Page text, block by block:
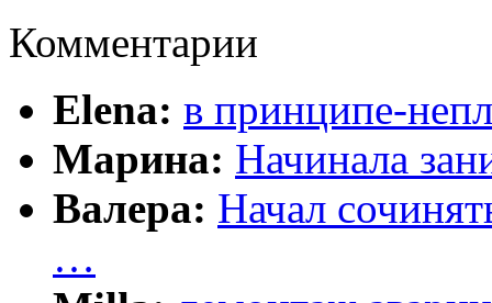
Комментарии
Elena: в принципе-
Марина: Начинала
Валера: Начал
…